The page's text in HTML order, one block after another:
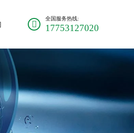
全国服务热线:
17753127020